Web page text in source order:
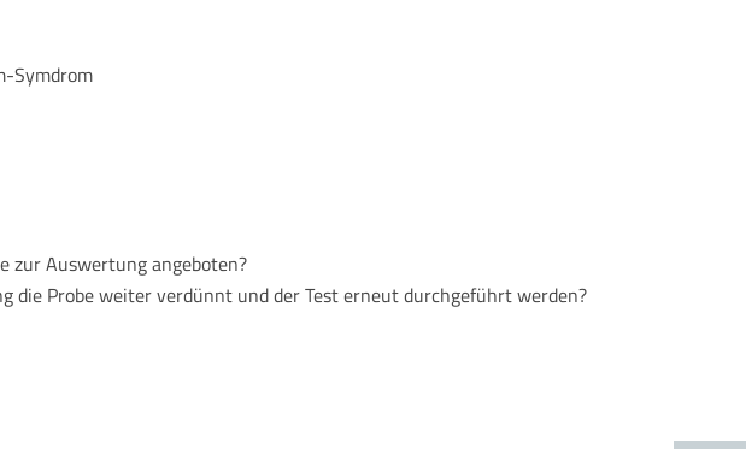
Symdrom
zur Auswertung angeboten?
Probe weiter verdünnt und der Test erneut durchgeführt werden?